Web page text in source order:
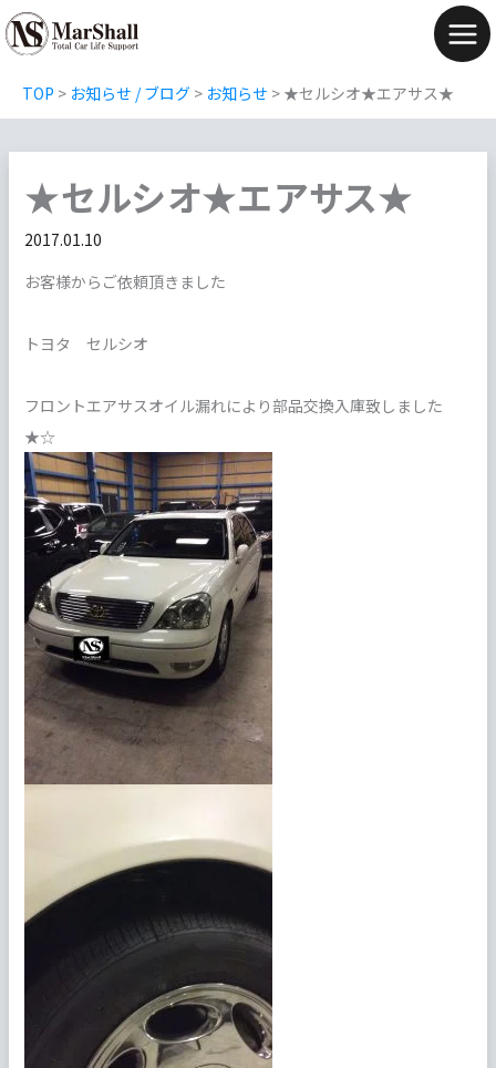
内
容
TOP > お知らせ / ブログ > お知らせ > ★セルシオ★エアサス★
★セルシオ★エアサス★
2017.01.10
お客様からご依頼頂きました
トヨタ セルシオ
フロントエアサスオイル漏れにより部品交換入庫致しました
★☆